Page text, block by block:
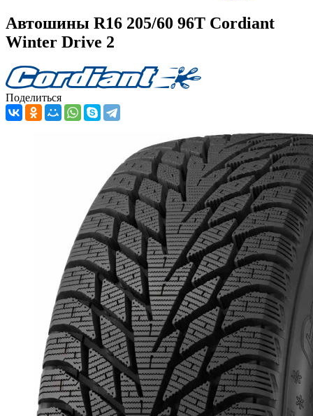
Автошины R16 205/60 96T Cordiant
Winter Drive 2
Поделиться